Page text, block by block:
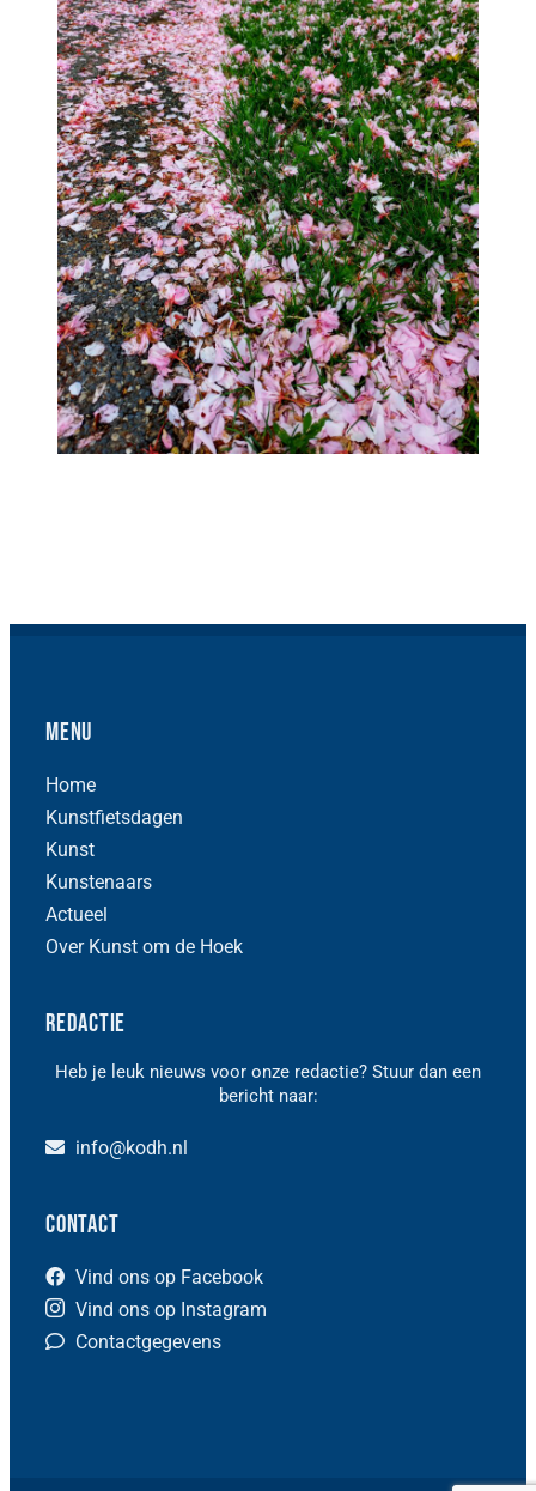
Menu
Home
Kunstfietsdagen
Kunst
Kunstenaars
Actueel
Over Kunst om de Hoek
Redactie
Heb je leuk nieuws voor onze redactie? Stuur dan een
bericht naar:
info@kodh.nl
Contact
Vind ons op Facebook
Vind ons op Instagram
Contactgegevens